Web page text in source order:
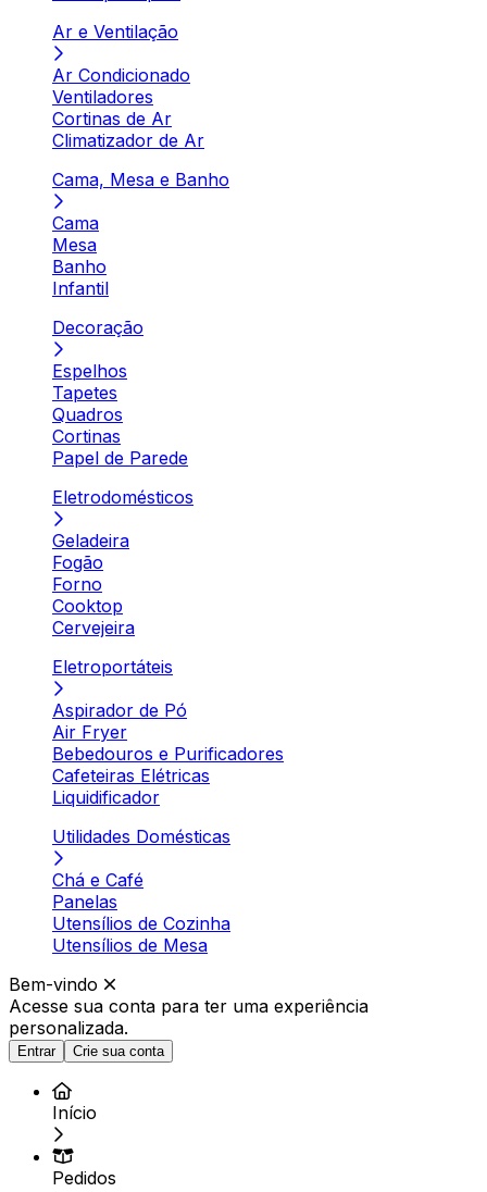
Ar e Ventilação
Ar Condicionado
Ventiladores
Cortinas de Ar
Climatizador de Ar
Cama, Mesa e Banho
Cama
Mesa
Banho
Infantil
Decoração
Espelhos
Tapetes
Quadros
Cortinas
Papel de Parede
Eletrodomésticos
Geladeira
Fogão
Forno
Cooktop
Cervejeira
Eletroportáteis
Aspirador de Pó
Air Fryer
Bebedouros e Purificadores
Cafeteiras Elétricas
Liquidificador
Utilidades Domésticas
Chá e Café
Panelas
Utensílios de Cozinha
Utensílios de Mesa
Bem-vindo
Acesse sua conta para ter uma experiência
personalizada.
Entrar Crie sua conta
Início
Pedidos